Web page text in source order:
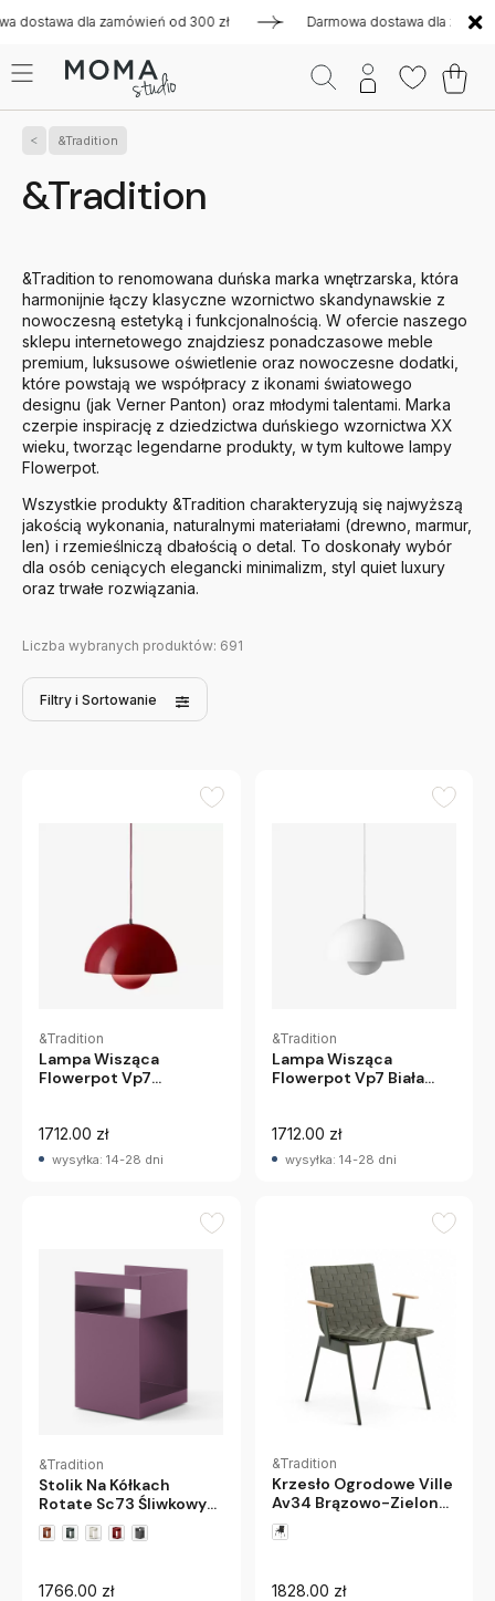
zamówień od 300 zł Darmowa dostawa dla zamówień od 300
&Tradition
&Tradition
&Tradition to renomowana duńska marka wnętrzarska, która
harmonijnie łączy klasyczne wzornictwo skandynawskie z
nowoczesną estetyką i funkcjonalnością. W ofercie naszego
sklepu internetowego znajdziesz ponadczasowe meble
premium, luksusowe oświetlenie oraz nowoczesne dodatki,
które powstają we współpracy z ikonami światowego
designu (jak Verner Panton) oraz młodymi talentami. Marka
czerpie inspirację z dziedzictwa duńskiego wzornictwa XX
wieku, tworząc legendarne produkty, w tym kultowe lampy
Flowerpot.
Wszystkie produkty &Tradition charakteryzują się najwyższą
jakością wykonania, naturalnymi materiałami (drewno, marmur,
len) i rzemieślniczą dbałością o detal. To doskonały wybór
dla osób ceniących elegancki minimalizm, styl quiet luxury
oraz trwałe rozwiązania.
Liczba wybranych produktów: 691
Filtry i Sortowanie
&Tradition
Lampa Wisząca
Flowerpot Vp7
1712.00 zł
wysyłka: 14-28 dni
&Tradition
Lampa Wisząca
Flowerpot Vp7 Biała
1712.00 zł
wysyłka: 14-28 dni
&Tradition
Stolik Na Kółkach
Rotate Sc73 Śliwkowy
Andtradition
1766.00 zł
&Tradition
Krzesło Ogrodowe Ville
Av34 Brązowo-Zielone
Andtradition
1828.00 zł